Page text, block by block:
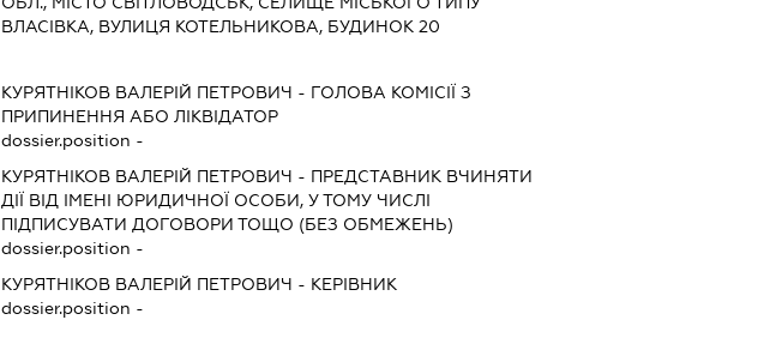
ВЛАСІВКА, ВУЛИЦЯ КОТЕЛЬНИКОВА, БУДИНОК 20
КУРЯТНІКОВ ВАЛЕРІЙ ПЕТРОВИЧ - ГОЛОВА КОМІСІЇ З
ПРИПИНЕННЯ АБО ЛІКВІДАТОР
dossier.position -
КУРЯТНІКОВ ВАЛЕРІЙ ПЕТРОВИЧ - ПРЕДСТАВНИК ВЧИНЯТИ
ДІЇ ВІД ІМЕНІ ЮРИДИЧНОЇ ОСОБИ, У ТОМУ ЧИСЛІ
ПІДПИСУВАТИ ДОГОВОРИ ТОЩО (БЕЗ ОБМЕЖЕНЬ)
dossier.position -
КУРЯТНІКОВ ВАЛЕРІЙ ПЕТРОВИЧ - КЕРІВНИК
dossier.position -